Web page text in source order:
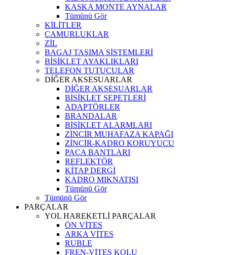
KASKA MONTE AYNALAR
Tümünü Gör
KİLİTLER
ÇAMURLUKLAR
ZİL
BAGAJ TAŞIMA SİSTEMLERİ
BİSİKLET AYAKLIKLARI
TELEFON TUTUCULAR
DİĞER AKSESUARLAR
DİĞER AKSESUARLAR
BİSİKLET SEPETLERİ
ADAPTÖRLER
BRANDALAR
BİSİKLET ALARMLARI
ZİNCİR MUHAFAZA KAPAĞI
ZİNCİR-KADRO KORUYUCU
PAÇA BANTLARI
REFLEKTÖR
KİTAP DERGİ
KADRO MIKNATISI
Tümünü Gör
Tümünü Gör
PARÇALAR
YOL HAREKETLİ PARÇALAR
ÖN VİTES
ARKA VİTES
RUBLE
FREN-VİTES KOLU